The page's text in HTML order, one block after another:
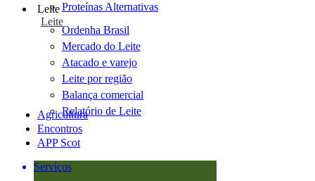
Proteínas Alternativas
Leite
Leite
Ordenha Brasil
Mercado do Leite
Atacado e varejo
Leite por região
Balança comercial
Relatório de Leite
Agricultura
Encontros
APP Scot
Serviços